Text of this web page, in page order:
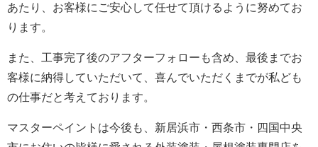
あたり、お客様にご安心して任せて頂けるように努めてお
ります。
また、工事完了後のアフターフォローも含め、最後までお
客様に納得していただいて、喜んでいただくまでが私ども
の仕事だと考えております。
マスターペイントは今後も、新居浜市・西条市・四国中央